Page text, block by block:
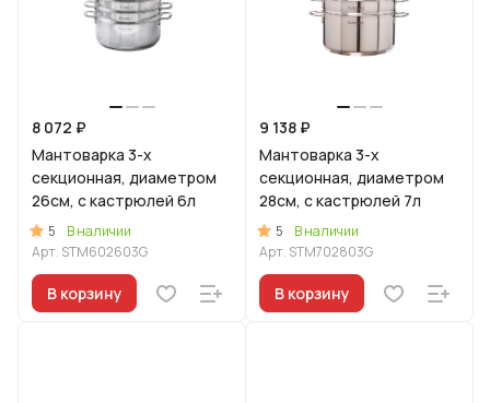
8 072 ₽
Мантоварка 3-х
секционная, диаметром
26см, с кастрюлей 6л
5
В наличии
Арт. STM602603G
В корзину
9 138 ₽
Мантоварка 3-х
секционная, диаметром
28см, с кастрюлей 7л
5
В наличии
Арт. STM702803G
В корзину